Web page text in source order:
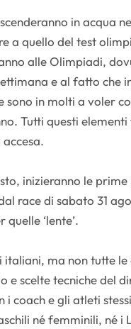
in acqua
a quello del test
alle Olimpiadi,
e al fatto che
sono in molti a voler
Tutti questi
inizieranno le prime
race di sabato 31
‘lente’.
ma non tutte
e scelte tecniche del
i coach e gli atleti
né femminili, né i